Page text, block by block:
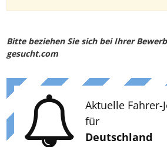
Bitte beziehen Sie sich bei Ihrer
gesucht.com
Aktuelle Fahrer-
für
Deutschland